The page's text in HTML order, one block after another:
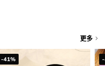
更多
-41%